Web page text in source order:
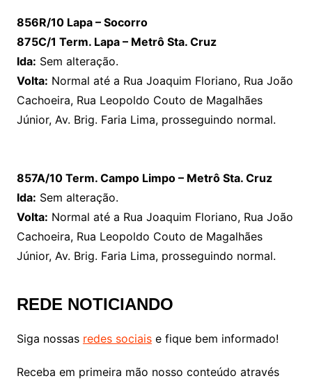
856R/10 Lapa – Socorro
875C/1 Term. Lapa – Metrô Sta. Cruz
Ida: Sem alteração.
Volta: Normal até a Rua Joaquim Floriano, Rua João
Cachoeira, Rua Leopoldo Couto de Magalhães
Júnior, Av. Brig. Faria Lima, prosseguindo normal.
857A/10 Term. Campo Limpo – Metrô Sta. Cruz
Ida: Sem alteração.
Volta: Normal até a Rua Joaquim Floriano, Rua João
Cachoeira, Rua Leopoldo Couto de Magalhães
Júnior, Av. Brig. Faria Lima, prosseguindo normal.
REDE NOTICIANDO
Siga nossas redes sociaise fique bem informado!
Receba em primeira mão nosso conteúdo através